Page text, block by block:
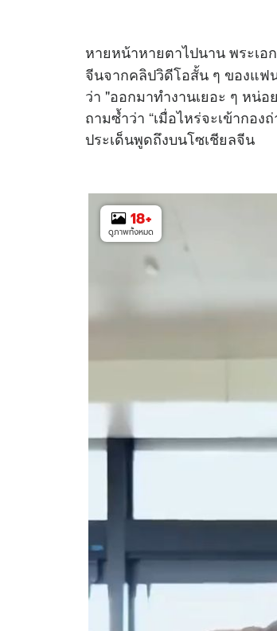
หายหน้าหายตาไปนาน พระเอ
จีนจากคลิปวิดีโอสั้น ๆ ของแ
ว่า "ออกมาทำงานเยอะ ๆ หน่
ถามซ้ำว่า “เมื่อไหร่จะเข้ากอ
ประเด็นพูดถึงบนโซเชียลจีน
18+
ดูภาพทั้งหมด